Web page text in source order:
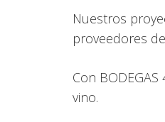
Nuestros
proveedores
Con
vino.